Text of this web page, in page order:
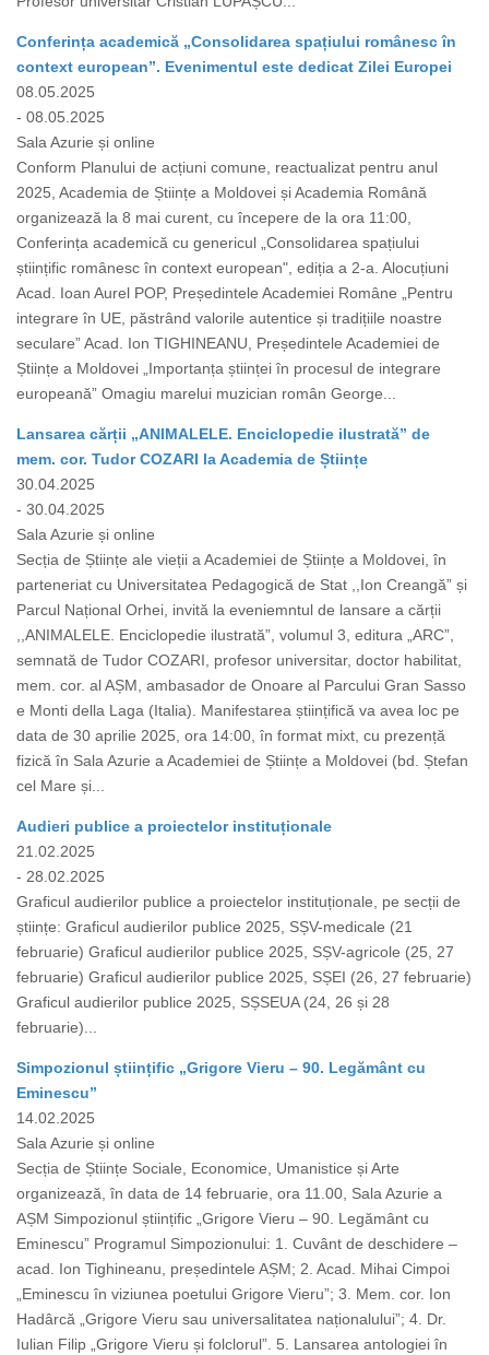
Conferința academică „Consolidarea spațiului românesc în
context european”. Evenimentul este dedicat Zilei Europei
08.05.2025
- 08.05.2025
Sala Azurie și online
Conform Planului de acțiuni comune, reactualizat pentru anul
2025, Academia de Științe a Moldovei și Academia Română
organizează la 8 mai curent, cu începere de la ora 11:00,
Conferința academică cu genericul „Consolidarea spațiului
științific românesc în context european", ediția a 2-a. Alocuțiuni
Acad. Ioan Aurel POP, Președintele Academiei Române „Pentru
integrare în UE, păstrând valorile autentice și tradițiile noastre
seculare” Acad. Ion TIGHINEANU, Președintele Academiei de
Științe a Moldovei „Importanța științei în procesul de integrare
europeană” Omagiu marelui muzician român George...
Lansarea cărții „ANIMALELE. Enciclopedie ilustrată” de
mem. cor. Tudor COZARI la Academia de Științe
30.04.2025
- 30.04.2025
Sala Azurie și online
Secția de Științe ale vieții a Academiei de Științe a Moldovei, în
parteneriat cu Universitatea Pedagogică de Stat ,,Ion Creangă” și
Parcul Național Orhei, invită la eveniemntul de lansare a cărții
,,ANIMALELE. Enciclopedie ilustrată”, volumul 3, editura „ARC”,
semnată de Tudor COZARI, profesor universitar, doctor habilitat,
mem. cor. al AȘM, ambasador de Onoare al Parcului Gran Sasso
e Monti della Laga (Italia). Manifestarea științifică va avea loc pe
data de 30 aprilie 2025, ora 14:00, în format mixt, cu prezență
fizică în Sala Azurie a Academiei de Științe a Moldovei (bd. Ștefan
cel Mare și...
Audieri publice a proiectelor instituționale
21.02.2025
- 28.02.2025
Graficul audierilor publice a proiectelor instituționale, pe secții de
științe: Graficul audierilor publice 2025, SȘV-medicale (21
februarie) Graficul audierilor publice 2025, SȘV-agricole (25, 27
februarie) Graficul audierilor publice 2025, SȘEI (26, 27 februarie)
Graficul audierilor publice 2025, SȘSEUA (24, 26 și 28
februarie)...
Simpozionul științific „Grigore Vieru – 90. Legământ cu
Eminescu”
14.02.2025
Sala Azurie și online
Secția de Științe Sociale, Economice, Umanistice și Arte
organizează, în data de 14 februarie, ora 11.00, Sala Azurie a
AȘM Simpozionul științific „Grigore Vieru – 90. Legământ cu
Eminescu” Programul Simpozionului: 1. Cuvânt de deschidere –
acad. Ion Tighineanu, președintele AȘM; 2. Acad. Mihai Cimpoi
„Eminescu în viziunea poetului Grigore Vieru”; 3. Mem. cor. Ion
Hadârcă „Grigore Vieru sau universalitatea naționalului”; 4. Dr.
Iulian Filip „Grigore Vieru și folclorul”. 5. Lansarea antologiei în